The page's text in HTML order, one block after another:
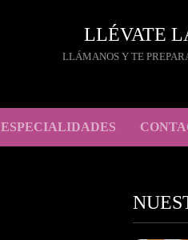
LLÉVATE
LLÁMANOS Y TE
ESPECIALIDADES